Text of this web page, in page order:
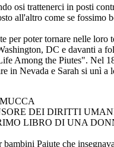
osi trattenerci in posti
all'altro come se fossimo
per poter tornare nelle loro
DC e davanti a
Among the Piutes". Nel
in Nevada e Sarah si unì a
DEI DIRITTI
LIBRO DI UNA
Paiute che